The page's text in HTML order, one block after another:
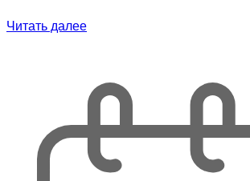
Читать далее